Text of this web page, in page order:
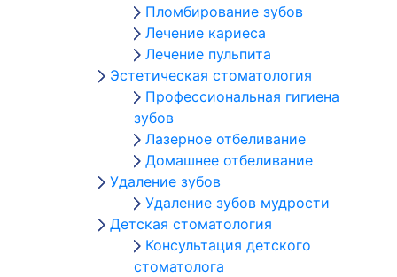
Пломбирование зубов
Лечение кариеса
Лечение пульпита
Эстетическая стоматология
Профессиональная гигиена
зубов
Лазерное отбеливание
Домашнее отбеливание
Удаление зубов
Удаление зубов мудрости
Детская стоматология
Консультация детского
стоматолога